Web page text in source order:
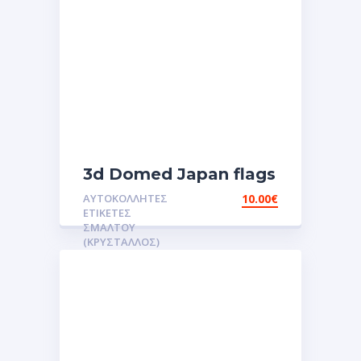
3d Domed Japan flags
reflective sticker
αυτοκόλλητες ετικέτες
3D Σμάλτου.Αυτοκόλλητα
ΑΥΤΟΚΌΛΛΗΤΕΣ
ΕΤΙΚΈΤΕΣ
ΣΜΆΛΤΟΥ
(ΚΡΥΣΤΑΛΛΟΣ)
10.00€